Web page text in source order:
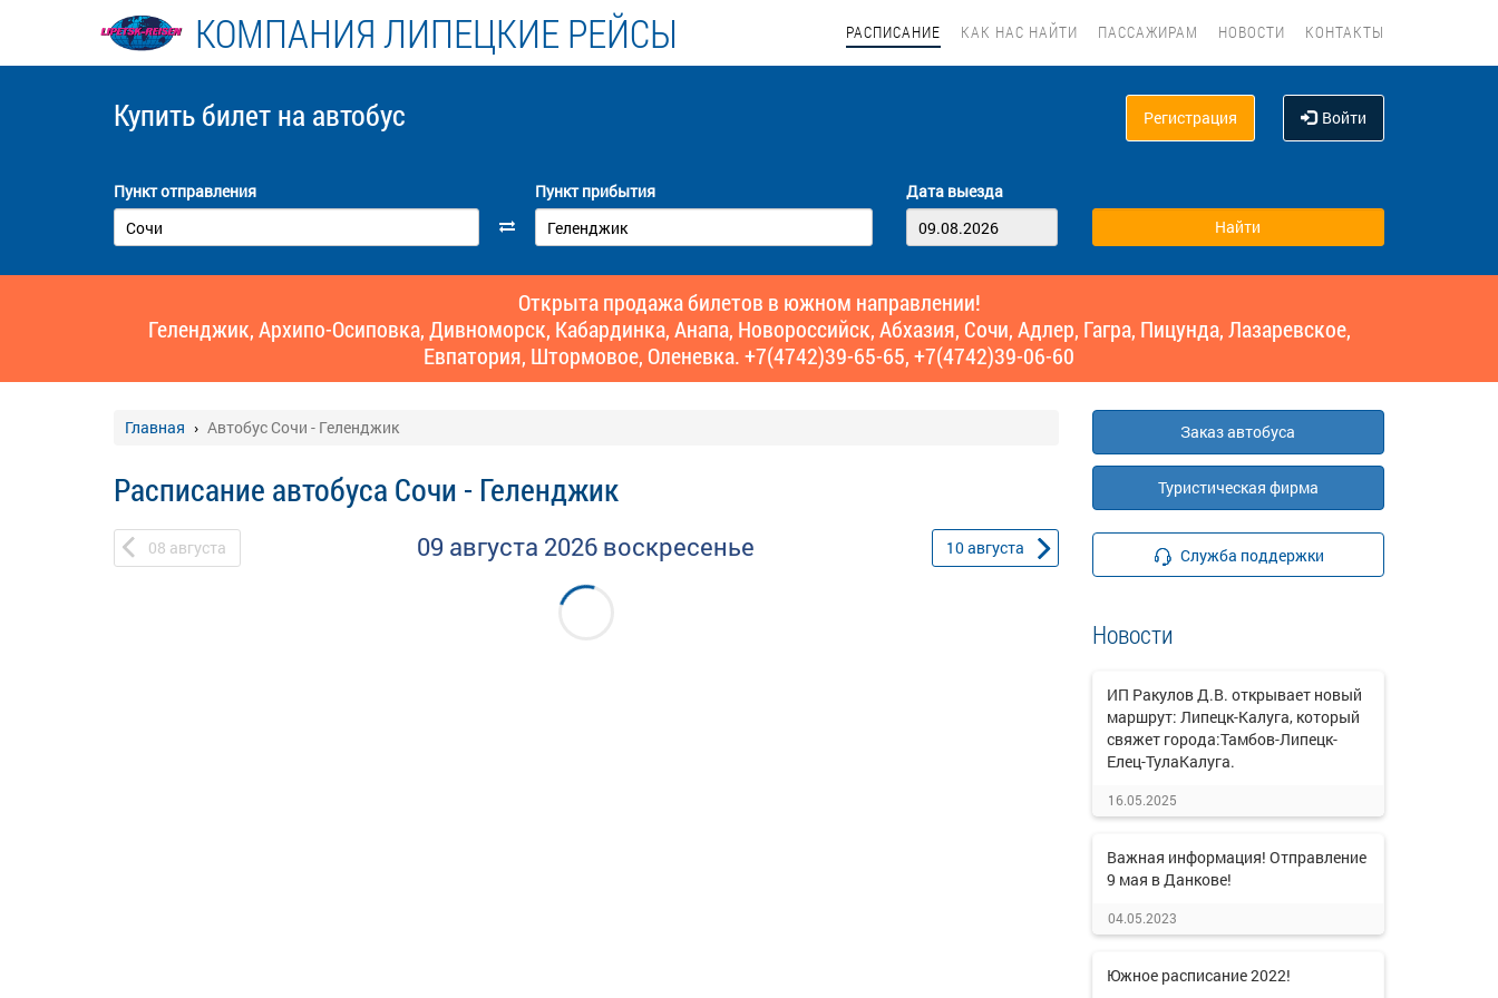
КОМПАНИЯ ЛИПЕЦКИЕ РЕЙСЫ РАСПИСАНИЕ КАК НАС НАЙТИ ПАССАЖИРАМ НОВОСТИ КОНТАКТЫ
Купить билет на автобус Регистрация Войти
Пункт отправления Пункт прибытия Дата выезда
Открыта продажа билетов в южном направлении!
Геленджик, Архипо-Осиповка, Дивноморск, Кабардинка, Анапа, Новороссийск, Абхазия, Сочи, Адлер, Гагра, Пицунда, Лазаревское,
Евпатория, Штормовое, Оленевка. +7(4742)39-65-65, +7(4742)39-06-60
Главная Автобус Сочи - Геленджик
Расписание автобуса Сочи - Геленджик
08 августа 09 августа 2026 воскресенье 10августа
Заказ автобуса
Туристическая фирма
Служба поддержки
Новости
ИП Ракулов Д.В. открывает новый
маршрут: Липецк-Калуга, который
свяжет города:Тамбов-Липецк-
Елец-ТулаКалуга.
16.05.2025
Важная информация! Отправление
9 мая в Данкове!
04.05.2023
Южное расписание 2022!